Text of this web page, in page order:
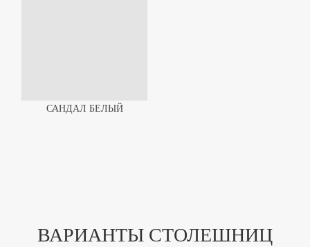
САНДАЛ БЕЛЫЙ
ВАРИАНТЫ СТОЛЕШНИЦ